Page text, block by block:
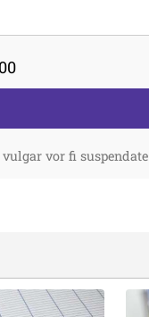
vor fi suspendate